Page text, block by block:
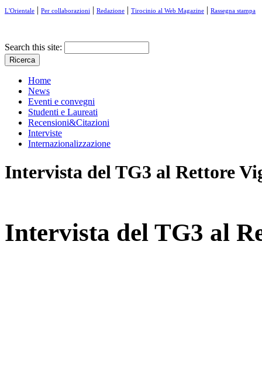
L'Orientale | Per collaborazioni | Redazione | Tirocinio al Web Magazine | Rassegna stampa
Search this site:
Home
News
Eventi e convegni
Studenti e Laureati
Recensioni&Citazioni
Interviste
Internazionalizzazione
Intervista del TG3 al Rettore
Intervista del TG3 al